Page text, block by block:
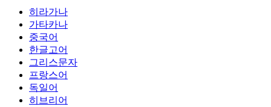
히라가나
가타카나
중국어
한글고어
그리스문자
프랑스어
독일어
히브리어